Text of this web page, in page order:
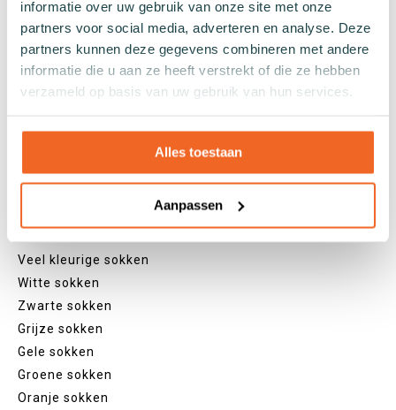
informatie over uw gebruik van onze site met onze
partners voor social media, adverteren en analyse. Deze
partners kunnen deze gegevens combineren met andere
informatie die u aan ze heeft verstrekt of die ze hebben
verzameld op basis van uw gebruik van hun services.
Alles toestaan
Aanpassen
Zakelijke sokken
Lengtes
Footies
Quarter sokken
Kniekousen
Kleuren
Veel kleurige sokken
Witte sokken
Zwarte sokken
Grijze sokken
Gele sokken
Groene sokken
Oranje sokken